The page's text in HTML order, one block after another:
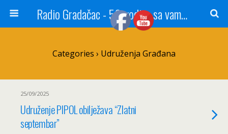
Radio Gradačac - 56 godina sa vama...
Categories › Udruženja Građana
25/09/2025
Udruženje PIPOL obilježava “Zlatni
septembar”